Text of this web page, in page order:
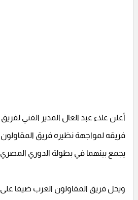
أعلن علاء عبد العال المدير الفني
فريقه لمواجهة نظيره فريق المقاولون
يجمع بينهما في بطولة الدوري المصري الممتاز
ويحل فريق المقاولون العرب ضيفا